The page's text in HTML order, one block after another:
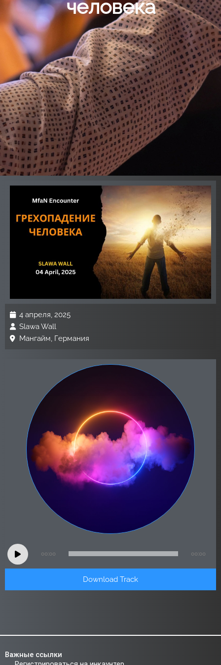
человека
4 апреля, 2025
Slawa Wall
Мангайм, Германия
00:00 00:00
Download Track
Важные ссылки